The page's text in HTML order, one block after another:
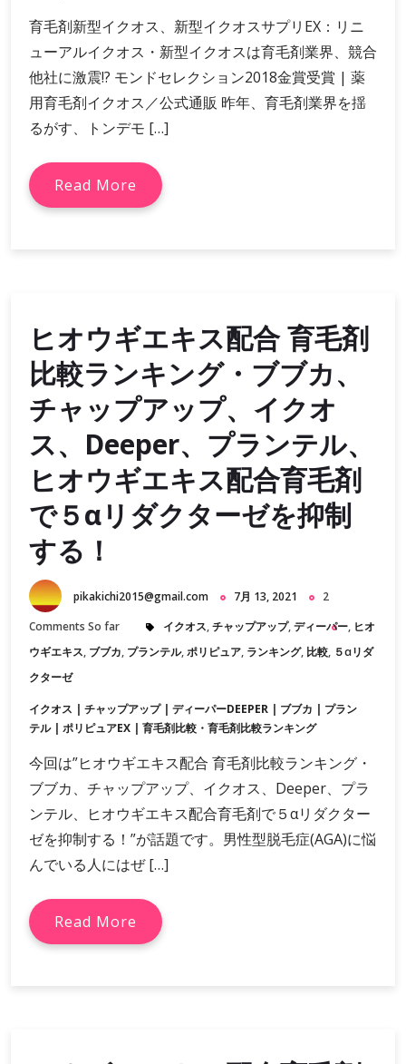
育毛剤新型イクオス、新型イクオスサプリEX：リニ
ューアルイクオス・新型イクオスは育毛剤業界、競合
他社に激震!? モンドセレクション2018金賞受賞 | 薬
用育毛剤イクオス／公式‎通販 昨年、育毛剤業界を揺
るがす、トンデモ […]
Read More
ヒオウギエキス配合 育毛剤
比較ランキング・ブブカ、
チャップアップ、イクオ
ス、Deeper、プランテル、
ヒオウギエキス配合育毛剤
で５αリダクターゼを抑制
する！
pikakichi2015@gmail.com 7月 13, 2021
2
Comments So far
イクオス,チャップアップ,ディーパー, ヒオ
ウギエキス, ブブカ, プランテル,ポリピュア, ランキング, 比較, ５αリダ
クターゼ
イクオス | チャップアップ| ディーパーDEEPER | ブブカ | プラン
テル| ポリピュアEX | 育毛剤比較・育毛剤比較ランキング
今回は”ヒオウギエキス配合 育毛剤比較ランキング・
ブブカ、チャップアップ、イクオス、Deeper、プラ
ンテル、ヒオウギエキス配合育毛剤で５αリダクター
ゼを抑制する！”が話題です。男性型脱毛症(AGA)に悩
んでいる人にはぜ […]
Read More